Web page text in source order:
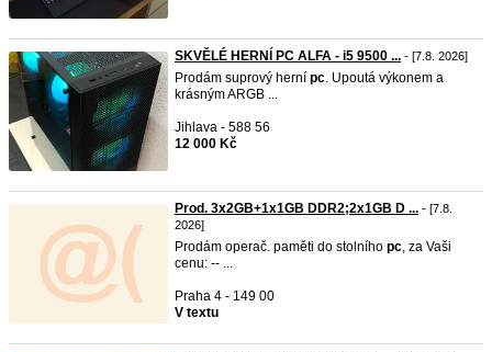
SKVĚLÉ HERNÍ PC ALFA - i5 9500 ... - [7.8. 2026]
Prodám suprový herní pc. Upoutá výkonem a
krásným ARGB ...
Jihlava - 588 56
12 000 Kč
Prod. 3x2GB+1x1GB DDR2;2x1GB D ... - [7.8.
2026]
Prodám operač. paměti do stolního pc, za Vaši
cenu: -- ...
Praha 4 - 149 00
V textu